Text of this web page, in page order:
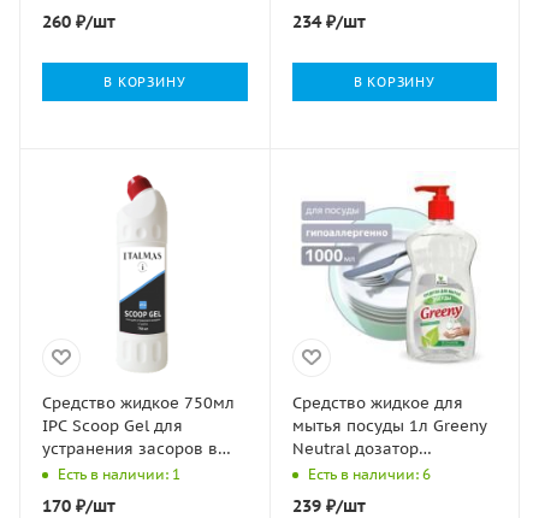
260 ₽/шт
В КОРЗИНУ
234₽/шт
В КОРЗИНУ
Средство жидкое 750мл
IPC Scoop Gel для
устранения засоров в
трубах Италмас 1/10
Есть в наличии: 1
170 ₽/шт
Средство жидкое для
мытья посуды 1л Greeny
Neutral дозатор
Clean&Green 1/8
Есть в наличии: 6
239₽/шт